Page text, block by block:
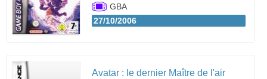
GBA
27/10/2006
Avatar : le dernier Maître de l'air